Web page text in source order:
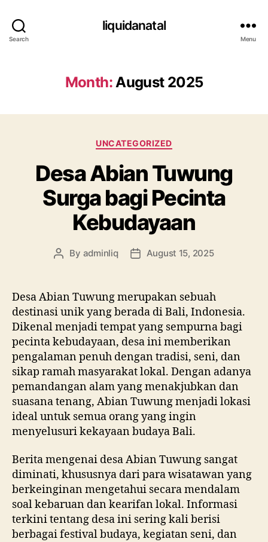
Search
liquidanatal
Menu
Month:August 2025
Categories
UNCATEGORIZED
Desa Abian Tuwung
Surga bagi Pecinta
Kebudayaan
Post
By adminliq
PostAugust 15, 2025
Desa Abian Tuwung merupakan sebuah
destinasi unik yang berada di Bali, Indonesia.
Dikenal menjadi tempat yang sempurna bagi
pecinta kebudayaan, desa ini memberikan
pengalaman penuh dengan tradisi, seni, dan
sikap ramah masyarakat lokal. Dengan adanya
pemandangan alam yang menakjubkan dan
suasana tenang, Abian Tuwung menjadi lokasi
ideal untuk semua orang yang ingin
menyelusuri kekayaan budaya Bali.
Berita mengenai desa Abian Tuwung sangat
diminati, khususnya dari para wisatawan yang
berkeinginan mengetahui secara mendalam
soal kebaruan dan kearifan lokal. Informasi
terkini tentang desa ini sering kali berisi
berbagai festival budaya, kegiatan seni, dan